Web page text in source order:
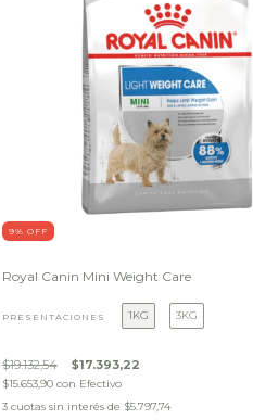
9% OFF
Royal Canin Mini Weight Care
PRESENTACIONES 1KG 3KG
$19.132,54 $17.393,22
$15.653,90 con Efectivo
3 cuotas sin interés de $5.797,74